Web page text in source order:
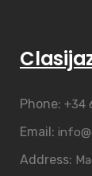
Phone: +34
Email:
Address: